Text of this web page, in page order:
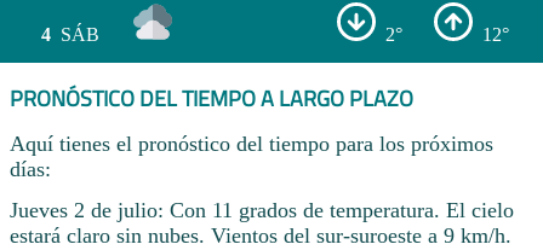
4 SÁB 2° 12°
PRONÓSTICO DEL TIEMPO A LARGO PLAZO
Aquí tienes el pronóstico del tiempo para los próximos
días:
Jueves 2 de julio: Con 11 grados de temperatura. El cielo
estará claro sin nubes. Vientos del sur-suroeste a 9 km/h.